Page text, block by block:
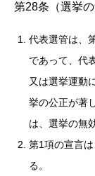
第28条（選挙の
代表選管は、
であって、代
又は選挙運動
挙の公正が著
は、選挙の無
第1項の宣言
る。